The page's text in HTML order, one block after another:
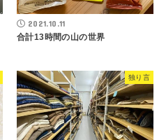
2021.10.11
合計13時間の山の世界
独り言